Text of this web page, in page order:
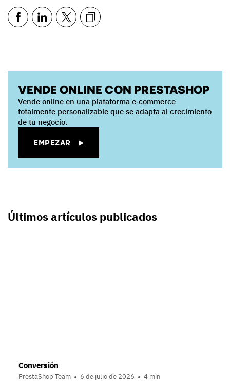
VENDE ONLINE CON PRESTASHOP
Vende online en una plataforma e‑commerce
totalmente personalizable que se adapta al crecimiento
de tu negocio.
EMPEZAR
Últimos artículos publicados
Conversión
PrestaShop Team 6 de julio de 2026 4 min